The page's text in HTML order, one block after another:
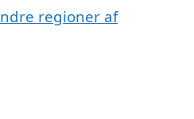
regioner af